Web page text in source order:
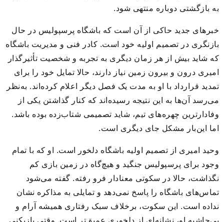
به بازگشتی دوباره منتهی شود.
خبرهای جدید حاکی از آن است که باشگاه پرسپولیس در حال
بازنگری در تصمیم اولیه خود است. کادر فنی و مدیریت باشگاه
که شاید بیش از هر زمان دیگری به تجربه و شخصیت تأثیرگذار
امیری درون و بیرون زمین نیاز دارند، حالا تمایل خود را برای
تمدید قرارداد با او به مدت یک فصل دیگر اعلام کرده‌اند. به‌نظر
می‌رسد آن‌ها به این نتیجه رسیده‌اند که کنار گذاشتن یکی از
وفادارترین چهره‌های تیم، شاید تصمیمی شتاب‌زده بوده باشد.
اما این‌بار مشکل جای دیگری‌ است.
وحید امیری از تصمیم اولیه باشگاه دلخور است. او که با تمام
وجود برای پرسپولیس جنگید و هیچ‌گاه در زمین بازی کم
نگذاشت، حالا در سکوتی معنادار فرو رفته. گفته می‌شود
تماس‌های باشگاه را پاسخ نمی‌دهد و تمایلی به مذاکره نشان
نداده است. این سکوت، برخلاف سبک رفتاری همیشه آرام و